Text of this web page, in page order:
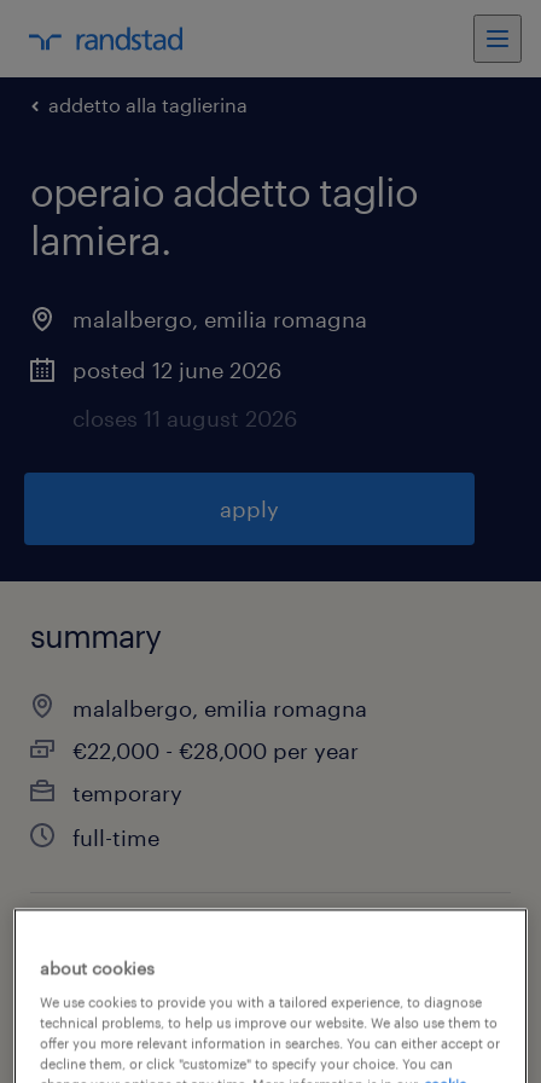
addetto alla taglierina
operaio addetto taglio
lamiera.
malalbergo, emilia romagna
posted 12 june 2026
closes 11 august 2026
apply
summary
malalbergo, emilia romagna
€22,000 - €28,000 per year
temporary
full-time
other
about cookies
We use cookies to provide you with a tailored experience, to diagnose
technical problems, to help us improve our website. We also use them to
offer you more relevant information in searches. You can either accept or
decline them, or click "customize" to specify your choice. You can